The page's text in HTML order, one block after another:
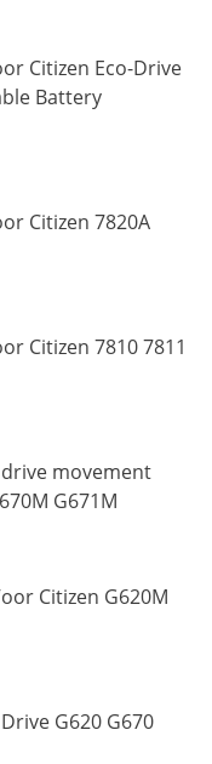
Citizen Eco-Drive
Battery
Citizen 7820A
Citizen 7810 7811
drive movement
G671M
Citizen G620M
G620 G670